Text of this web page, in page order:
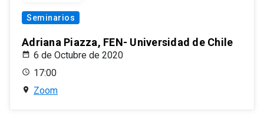
Seminarios
Adriana Piazza, FEN- Universidad de Chile
6 de Octubre de 2020
17:00
Zoom